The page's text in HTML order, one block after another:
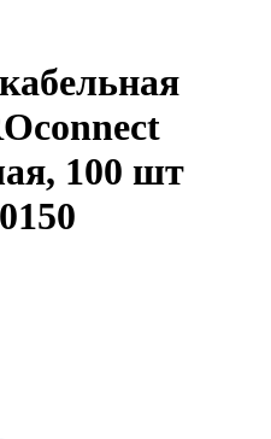
100 шт